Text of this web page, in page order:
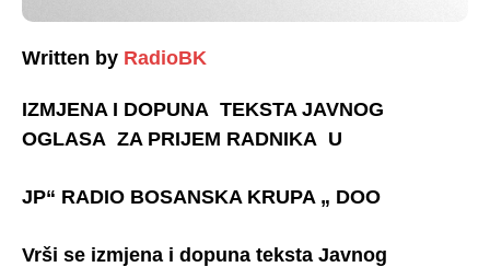
Written by RadioBK
IZMJENA I DOPUNA TEKSTA JAVNOG
OGLASA ZA PRIJEM RADNIKA U
JP“ RADIO BOSANSKA KRUPA „ DOO
Vrši se izmjena i dopuna teksta Javnog